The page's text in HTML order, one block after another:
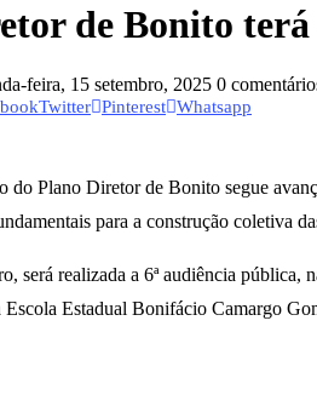
de Bonito terá
feira, 15 setembro, 2025 0
Twitter Pinterest Whatsapp
do Plano Diretor de Bonito segue
para a construção coletiva
será realizada a 6ª audiência
Estadual Bonifácio Camargo